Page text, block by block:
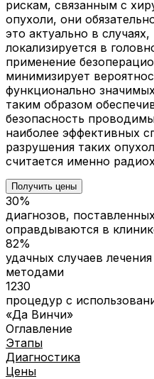
рискам, связанным с
опухоли, они
это актуально в
локализируется в
применение
минимизирует
функционально
таким образом
безопасность
наиболее эффективных
разрушения таких
считается именно
Получить цены
30%
диагнозов,
оправдываются в
82%
удачных случаев
методами
1230
процедур с
«Да Винчи»
Оглавление
Этапы
Диагностика
Цены